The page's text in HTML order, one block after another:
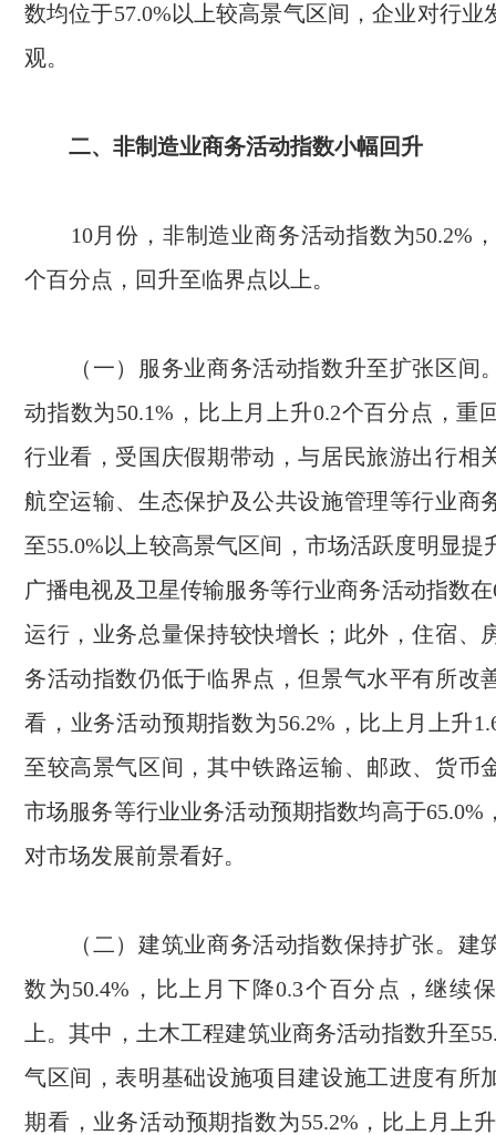
数均位于57.0%以上较高景气区间，企业对行业
观。
二、非制造业商务活动指数小幅回升
10月份，非制造业商务活动指数为50.2%
个百分点，回升至临界点以上。
（一）服务业商务活动指数升至扩张区间
动指数为50.1% ，比上月上升0.2个百分点，重
行业看，受国庆假期带动，与居民旅游出行相
航空运输、生态保护及公共设施管理等行业商
至55.0%以上较高景气区间，市场活跃度明显提
广播电视及卫星传输服务等行业商务活动指数在
运行，业务总量保持较快增长；此外，住宿、
务活动指数仍低于临界点，但景气水平有所改
看，业务活动预期指数为56.2% ，比上月上升
至较高景气区间，其中铁路运输、邮政、货币
市场服务等行业业务活动预期指数均高于65.0%
对市场发展前景看好。
（二）建筑业商务活动指数保持扩张。建
数为50.4% ，比上月下降0.3个百分点，继续
上。其中，土木工程建筑业商务活动指数升至
气区间，表明基础设施项目建设施工进度有所
期看，业务活动预期指数为55.2% ，比上月上